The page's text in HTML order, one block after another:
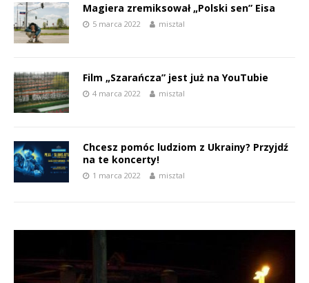
Magiera zremiksował „Polski sen” Eisa
5 marca 2022 misztal
Film „Szarańcza” jest już na YouTubie
4 marca 2022 misztal
Chcesz pomóc ludziom z Ukrainy? Przyjdź
na te koncerty!
1 marca 2022 misztal